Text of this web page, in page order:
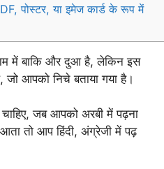
पोस्टर, या इमेज कार्ड के रूप में
में बाकि और दुआ है, लेकिन इस
आपको निचे बताया गया है।
जब आपको अरबी में पढ़ना
तो आप हिंदी, अंग्रेजी में पढ़